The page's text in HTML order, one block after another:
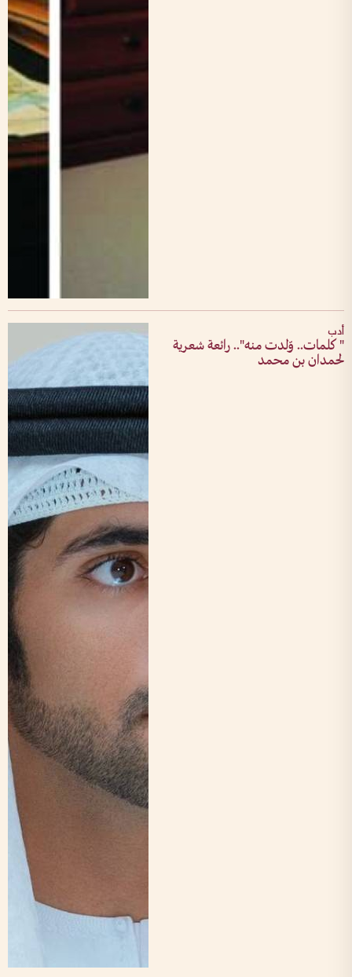
أدب
" كلمات.. وّلدت منه".. رائعة شعرية
لحمدان بن محمد